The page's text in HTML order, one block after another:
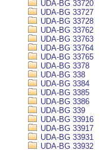
UDA-BG 33720
UDA-BG 33727
UDA-BG 33728
UDA-BG 33762
UDA-BG 33763
UDA-BG 33764
UDA-BG 33765
UDA-BG 3378
UDA-BG 338
UDA-BG 3384
UDA-BG 3385
UDA-BG 3386
UDA-BG 339
UDA-BG 33916
UDA-BG 33917
UDA-BG 33931
UDA-BG 33932